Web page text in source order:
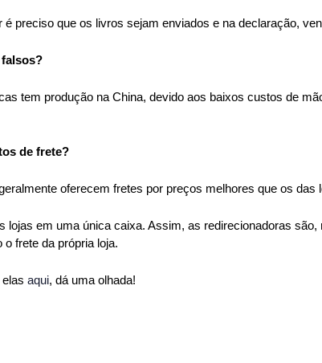
preciso que os livros sejam enviados e na declaração,
falsos?
tem produção na China, devido aos baixos custos de
de frete?
oferecem fretes por preços melhores que os das
em uma única caixa. Assim, as redirecionadoras
frete da própria loja.
aqui, dá uma olhada!